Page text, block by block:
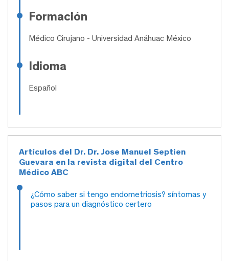
Formación
Médico Cirujano - Universidad Anáhuac México
Idioma
Español
Artículos del Dr. Dr. Jose Manuel Septien
Guevara en la revista digital del Centro
Médico ABC
¿Cómo saber si tengo endometriosis? síntomas y
pasos para un diagnóstico certero